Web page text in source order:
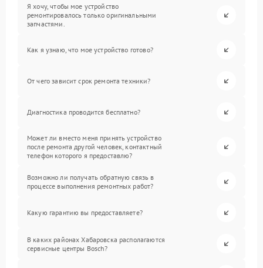
Я хочу, чтобы мое устройство
ремонтировалось только оригинальными
запчастями.
Как я узнаю, что мое устройство готово?
От чего зависит срок ремонта техники?
Диагностика проводится бесплатно?
Может ли вместо меня принять устройство
после ремонта другой человек, контактный
телефон которого я предоставлю?
Возможно ли получать обратную связь в
процессе выполнения ремонтных работ?
Какую гарантию вы предоставляете?
В каких районах Хабаровска располагаются
сервисные центры Bosch?